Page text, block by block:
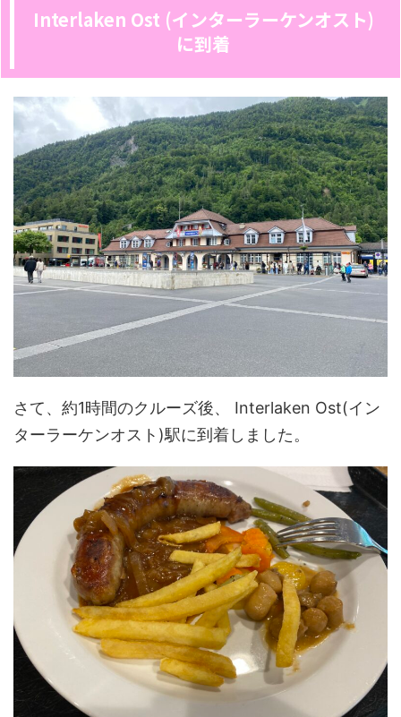
Interlaken Ost (インターラーケンオスト)
に到着
さて、約1時間のクルーズ後、 Interlaken Ost(イン
ターラーケンオスト)駅に到着しました。